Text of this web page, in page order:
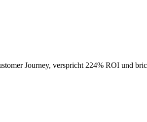
Journey, verspricht 224% ROI und